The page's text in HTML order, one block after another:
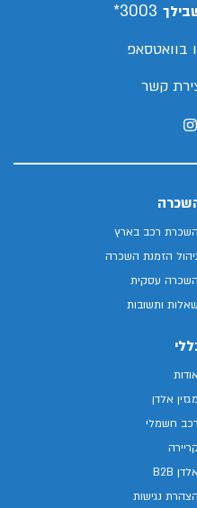
3003*
בוואטסאפ
קשר
השכרת רכב בארץ
ניהול הזמנת השכרה
השכרה עסקית
שאלות ותשובות
אודות
מגזין אלדן
רכב חשמלי
קריירה
אלדן B2B
הצהרת נגישות